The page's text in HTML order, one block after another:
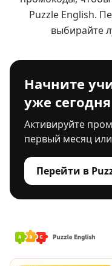
Puzzle English.
выбирайте
Начните
уже сегодня
Активируйте
первый месяц
Перейти в